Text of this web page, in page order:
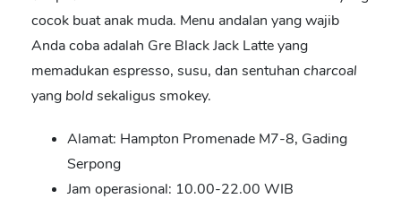
cocok buat anak muda. Menu andalan yang wajib
Anda coba adalah Gre Black Jack Latte yang
memadukan espresso, susu, dan sentuhan charcoal
yang boldsekaligus smokey.
Alamat: Hampton Promenade M7-8, Gading
Serpong
Jam operasional: 10.00-22.00 WIB